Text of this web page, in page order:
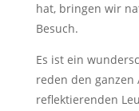
hat, bringen wir
Besuch.
Es ist ein
reden den ganzen
reflektierenden